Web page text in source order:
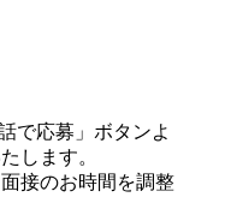
で応募」ボタンよ
します。
接のお時間を調整